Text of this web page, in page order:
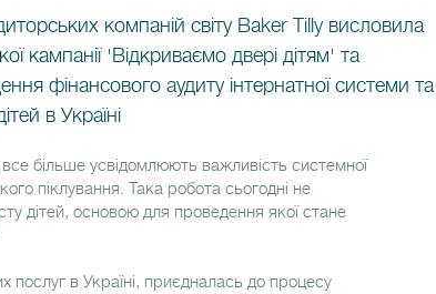
компаній світу Baker Tilly висловила
кампанії 'Відкриваємо двері дітям' та
фінансового аудиту інтернатної системи та
в Україні
більше усвідомлюють важливість системної
піклування. Така робота сьогодні не
дітей, основою для проведення якої стане
послуг в Україні, приєдналась до процесу